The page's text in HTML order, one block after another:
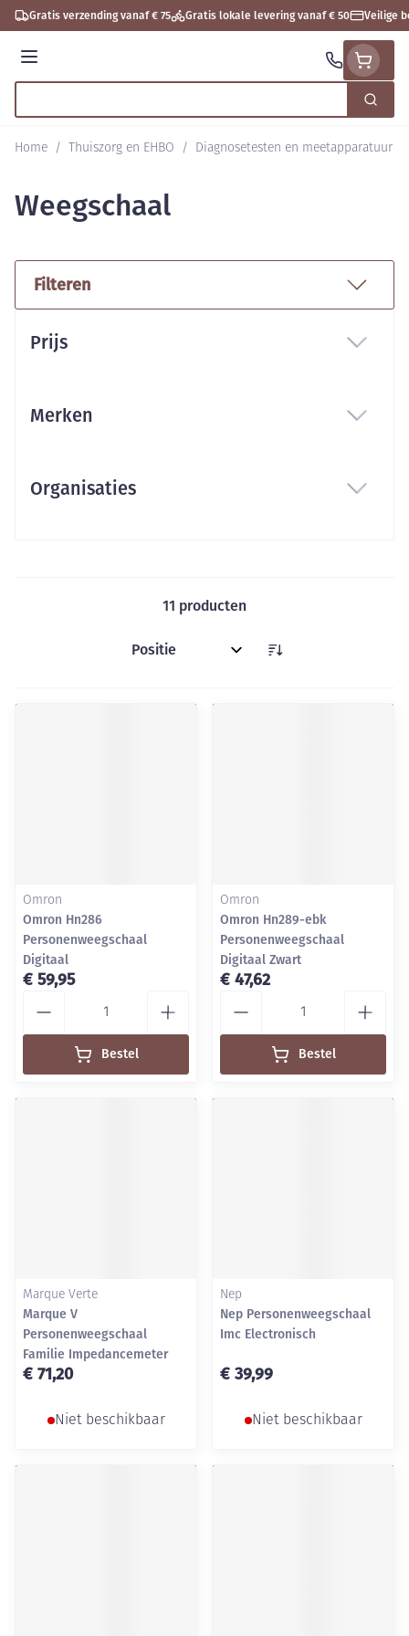
Ga naar de inhoud
Gratis verzending vanaf € 75 Gratis lokale levering vanaf € 50 Veilige
Menu
Zoek
Home / Thuiszorg en EHBO / Diagnosetesten en meetapparatuur
Weegschaal
Filteren
Prijs
Merken
Organisaties
11 producten
Sorteer op:
Omron
Omron Hn286
Personenweegschaal
Digitaal
€ 59,95
Bestel
Omron
Omron Hn289-ebk
Personenweegschaal
Digitaal Zwart
€ 47,62
Bestel
Marque Verte
Marque V
Personenweegschaal
Familie Impedancemeter
€ 71,20
Niet beschikbaar
Nep
Nep Personenweegschaal
Imc Electronisch
€ 39,99
Niet beschikbaar